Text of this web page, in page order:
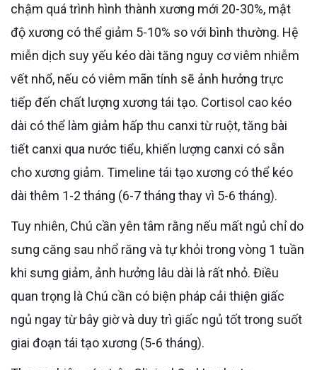
chậm quá trình hình thành xương mới 20-30%, mật
độ xương có thể giảm 5-10% so với bình thường. Hệ
miễn dịch suy yếu kéo dài tăng nguy cơ viêm nhiễm
vết nhổ, nếu có viêm mãn tính sẽ ảnh hưởng trực
tiếp đến chất lượng xương tái tạo. Cortisol cao kéo
dài có thể làm giảm hấp thu canxi từ ruột, tăng bài
tiết canxi qua nước tiểu, khiến lượng canxi có sẵn
cho xương giảm. Timeline tái tạo xương có thể kéo
dài thêm 1-2 tháng (6-7 tháng thay vì 5-6 tháng).
Tuy nhiên, Chú cần yên tâm rằng nếu mất ngủ chỉ do
sưng căng sau nhổ răng và tự khỏi trong vòng 1 tuần
khi sưng giảm, ảnh hưởng lâu dài là rất nhỏ. Điều
quan trọng là Chú cần có biện pháp cải thiện giấc
ngủ ngay từ bây giờ và duy trì giấc ngủ tốt trong suốt
giai đoạn tái tạo xương (5-6 tháng).